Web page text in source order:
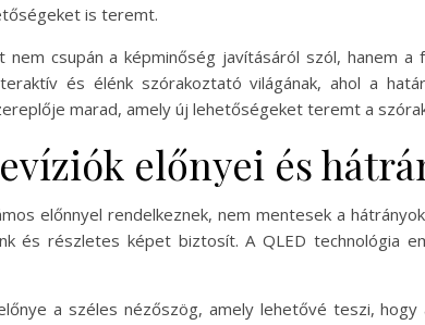
is teremt.
csupán a képminőség javításáról szól, hanem
és élénk szórakoztató világának, ahol a
marad, amely új lehetőségeket teremt a
előnyei és
előnnyel rendelkeznek, nem mentesek a
és részletes képet biztosít. A QLED
a széles nézőszög, amely lehetővé teszi,